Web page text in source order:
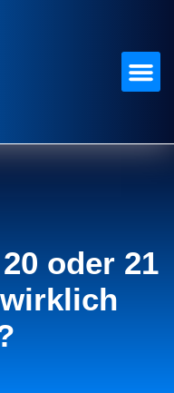
oder 21